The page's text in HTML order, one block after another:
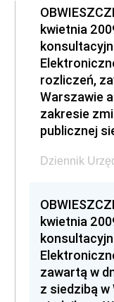
kwietnia
rozliczeń,
Warszawie
zakresie
publicznej
Dziennik
kwietnia
zawartą w
z siedzibą